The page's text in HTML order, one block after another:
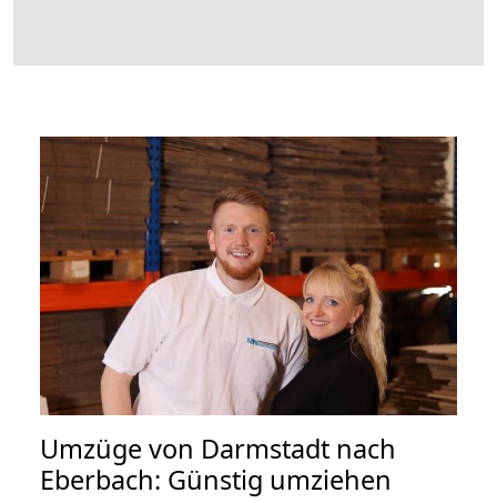
Umzüge von Darmstadt nach
Eberbach: Günstig umziehen